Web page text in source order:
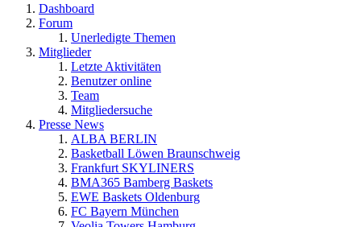
Dashboard
Forum
Unerledigte Themen
Mitglieder
Letzte Aktivitäten
Benutzer online
Team
Mitgliedersuche
Presse News
ALBA BERLIN
Basketball Löwen Braunschweig
Frankfurt SKYLINERS
BMA365 Bamberg Baskets
EWE Baskets Oldenburg
FC Bayern München